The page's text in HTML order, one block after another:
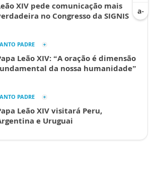
XIV pede comunicação mais
no Congresso da SIGNIS
PADRE
Leão XIV: “A oração é dimensão
da nossa humanidade”
PADRE
Leão XIV visitará Peru,
e Uruguai